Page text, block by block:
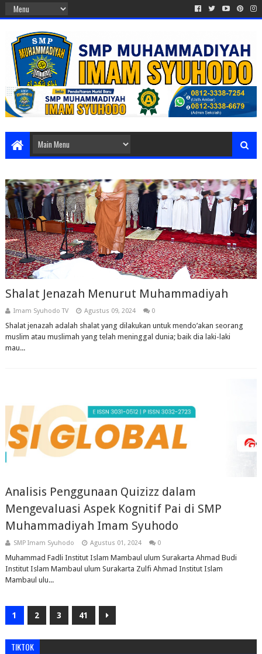
Shalat Jenazah Menurut Muhammadiyah
Imam Syuhodo TV Agustus 09, 2024 0
Shalat jenazah adalah shalat yang dilakukan untuk mendo’akan seorang
muslim atau muslimah yang telah meninggal dunia; baik dia laki-laki
mau...
Analisis Penggunaan Quizizz dalam
Mengevaluasi Aspek Kognitif Pai di SMP
Muhammadiyah Imam Syuhodo
SMP Imam Syuhodo Agustus 01, 2024 0
Muhammad Fadli Institut Islam Mambaul ulum Surakarta Ahmad Budi
Institut Islam Mambaul ulum Surakarta Zulfi Ahmad Institut Islam
Mambaul ulu...
1 2 3 41
TIKTOK